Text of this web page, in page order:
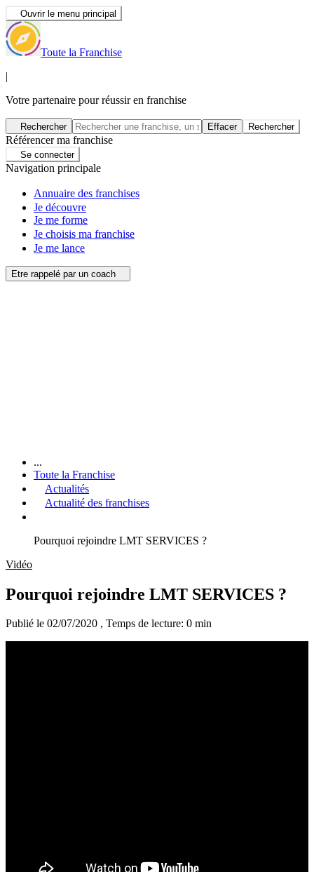
Ouvrir le menu principal
Toute la Franchise
|
Votre partenaire pour réussir en franchise
Rechercher Effacer Rechercher
Référencer ma franchise
Se connecter
Navigation principale
Annuaire des franchises
Je découvre
Je me forme
Je choisis ma franchise
Je me lance
Etre rappelé par un coach
...
Toute la Franchise
Actualités
Actualité des franchises
Pourquoi rejoindre LMT SERVICES ?
Vidéo
Pourquoi rejoindre LMT SERVICES ?
Publié le 02/07/2020 , Temps de lecture: 0 min